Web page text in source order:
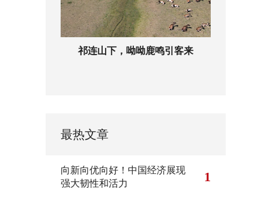
祁连山下，呦呦鹿鸣引客来
最热文章
向新向优向好！中国经济展现
强大韧性和活力
1